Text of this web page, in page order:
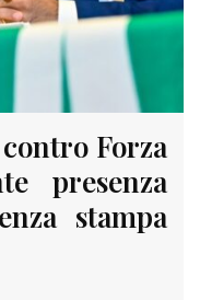
Forza
presenza
stampa